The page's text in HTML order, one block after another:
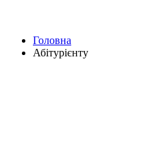
Головна
Абітурієнту